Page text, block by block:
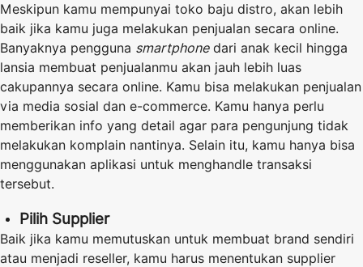
Meskipun kamu mempunyai toko baju distro, akan lebih
baik jika kamu juga melakukan penjualan secara online.
Banyaknya pengguna smartphonedari anak kecil hingga
lansia membuat penjualanmu akan jauh lebih luas
cakupannya secara online. Kamu bisa melakukan penjualan
via media sosial dan e-commerce. Kamu hanya perlu
memberikan info yang detail agar para pengunjung tidak
melakukan komplain nantinya. Selain itu, kamu hanya bisa
menggunakan aplikasi untuk menghandle transaksi
tersebut.
Pilih Supplier
Baik jika kamu memutuskan untuk membuat brand sendiri
atau menjadi reseller, kamu harus menentukan supplier